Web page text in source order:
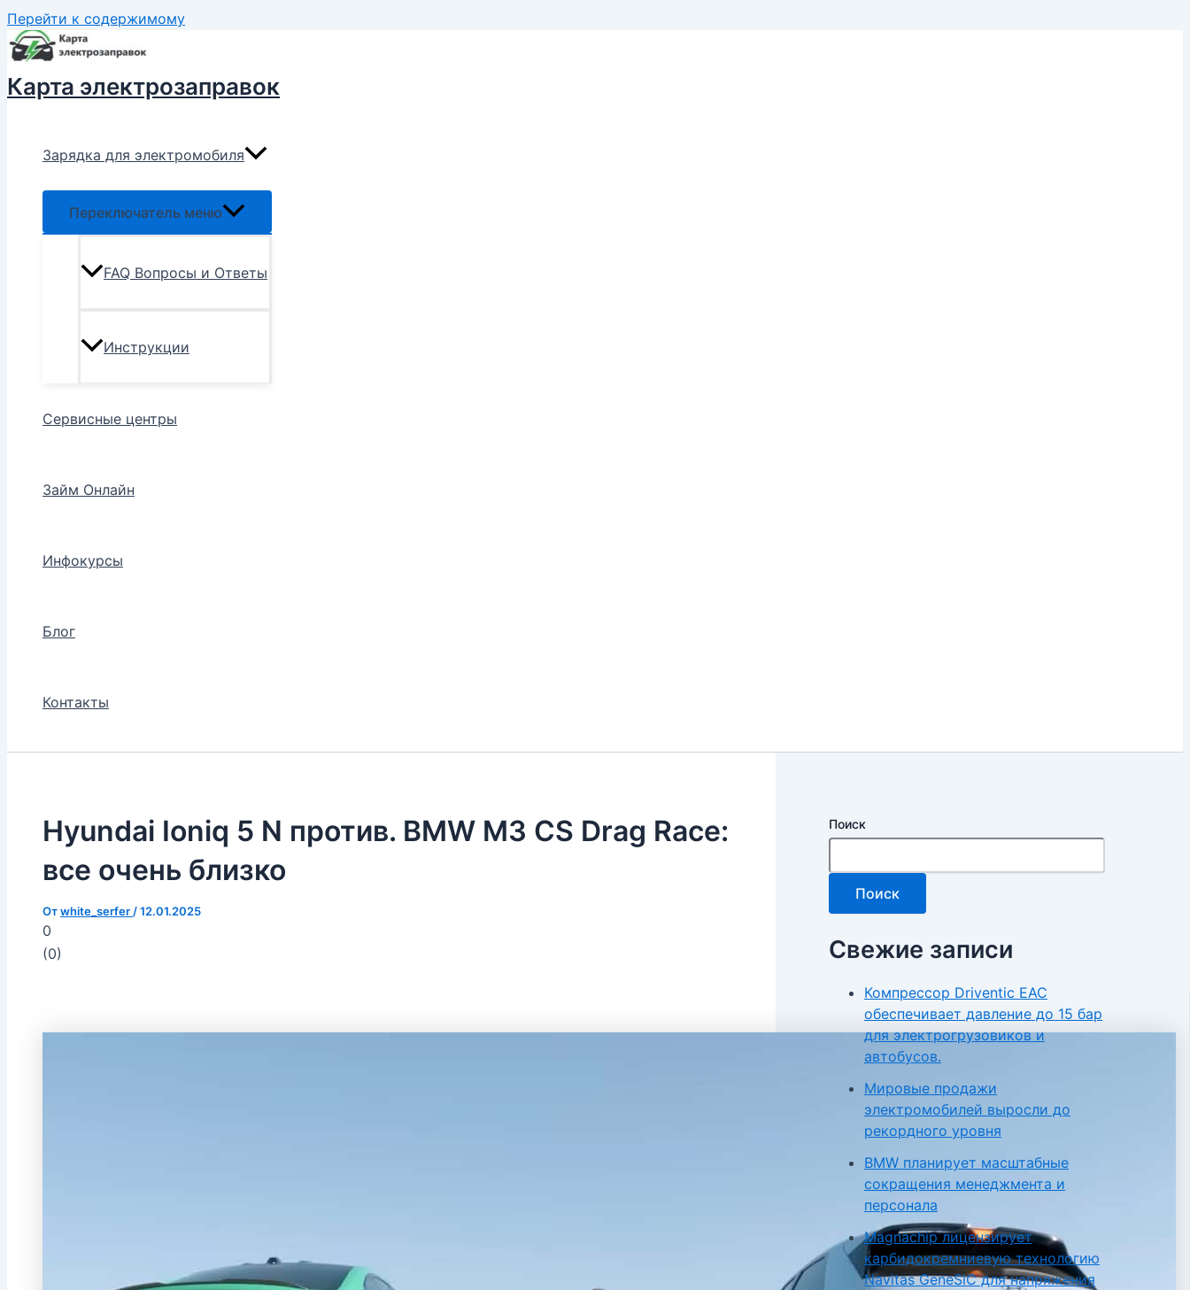
Перейти к содержимому
Карта электрозаправок
Зарядка для электромобиля
Переключатель меню
FAQ Вопросы и Ответы
Инструкции
Сервисные центры
Займ Онлайн
Инфокурсы
Блог
Контакты
Hyundai Ioniq 5 N против. BMW M3 CS Drag Race:
все очень близко
Отwhite_serfer /12.01.2025
0
(0)
Поиск
Поиск
Свежие записи
Компрессор Driventic EAC
обеспечивает давление до 15 бар
для электрогрузовиков и
автобусов.
Мировые продажи
электромобилей выросли до
рекордного уровня
BMW планирует масштабные
сокращения менеджмента и
персонала
Magnachip лицензирует
карбидокремниевую технологию
Navitas GeneSiC для напряжения